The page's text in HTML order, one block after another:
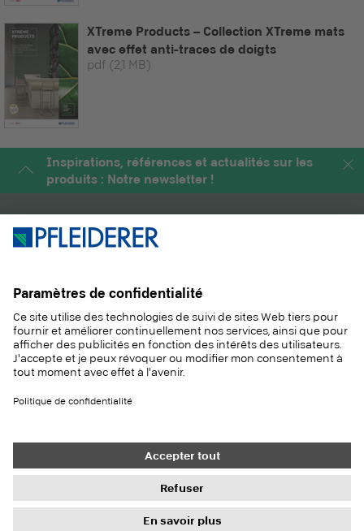
XTreme Products – Collection XTreme mats
avec effet anti-traces de doigts
pdf (2,1 MB)
Inspirations, références et actualités sur les
produits : Notre newsletter !
PRODUITS
SOLUTIONS
DURABILITÉ
MAGAZINE
INFORMATIONS
CONTACT
Contact Acheter
Mentions légales
Paramètres de confidentialité
Protection des données
Droits à l'information
Conditions générales Newsletter